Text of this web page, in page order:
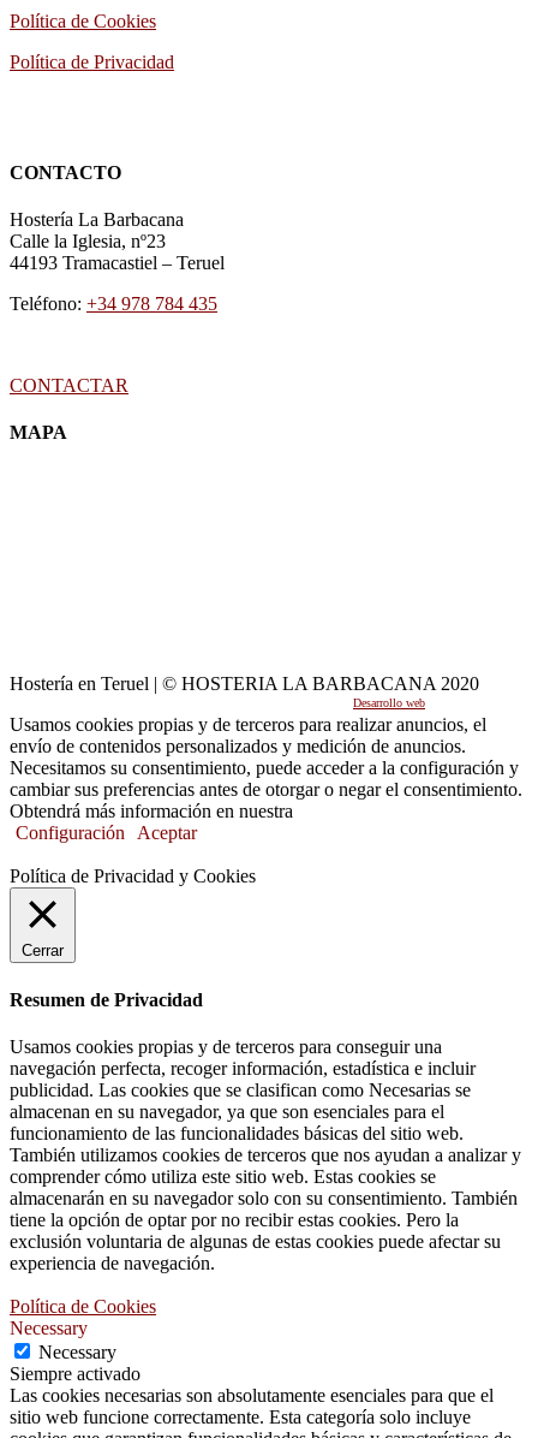
Política de Cookies
Política de Privacidad
CONTACTO
Hostería La Barbacana
Calle la Iglesia, nº23
44193 Tramacastiel – Teruel
Teléfono: +34 978 784 435
CONTACTAR
MAPA
Hostería en Teruel | © HOSTERIA LA BARBACANA 2020
Desarrollo web
Usamos cookies propias y de terceros para realizar anuncios, el
envío de contenidos personalizados y medición de anuncios.
Necesitamos su consentimiento, puede acceder a la configuración y
cambiar sus preferencias antes de otorgar o negar el consentimiento.
Obtendrá más información en nuestra
Configuración
Aceptar
Política de Privacidad y Cookies
Cerrar
Resumen de Privacidad
Usamos cookies propias y de terceros para conseguir una
navegación perfecta, recoger información, estadística e incluir
publicidad. Las cookies que se clasifican como Necesarias se
almacenan en su navegador, ya que son esenciales para el
funcionamiento de las funcionalidades básicas del sitio web.
También utilizamos cookies de terceros que nos ayudan a analizar y
comprender cómo utiliza este sitio web. Estas cookies se
almacenarán en su navegador solo con su consentimiento. También
tiene la opción de optar por no recibir estas cookies. Pero la
exclusión voluntaria de algunas de estas cookies puede afectar su
experiencia de navegación.
Política de Cookies
Necessary
Necessary
Siempre activado
Las cookies necesarias son absolutamente esenciales para que el
sitio web funcione correctamente. Esta categoría solo incluye